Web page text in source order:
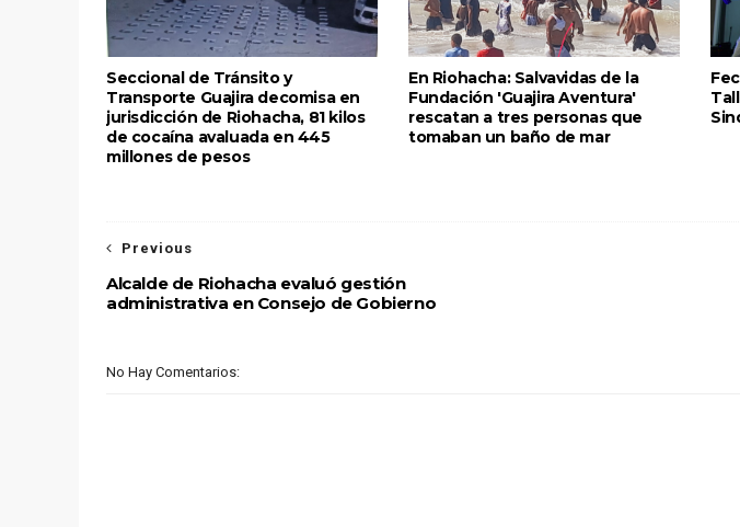
Seccional de Tránsito y
Transporte Guajira decomisa en
jurisdicción de Riohacha, 81 kilos
de cocaína avaluada en 445
millones de pesos
En Riohacha: Salvavidas de la
Fundación 'Guajira Aventura'
rescatan a tres personas que
tomaban un baño de mar
Previous
Alcalde de Riohacha evaluó gestión
administrativa en Consejo de Gobierno
No Hay Comentarios: